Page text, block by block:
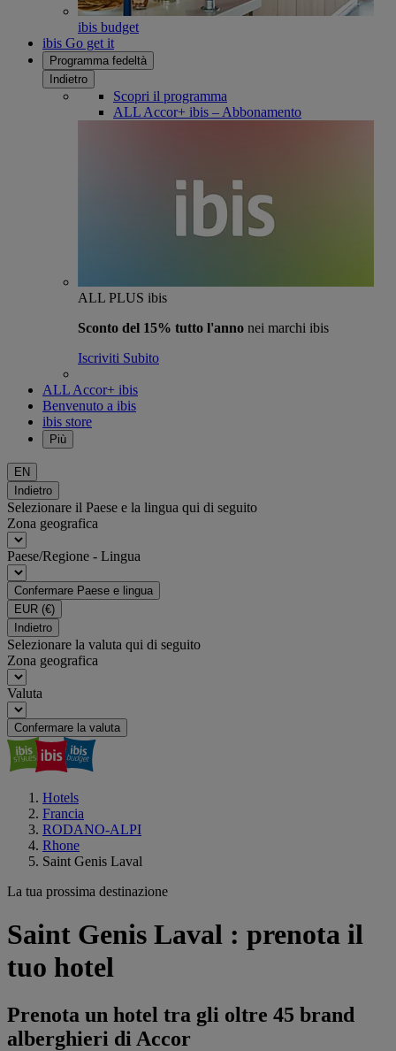
ibis budget
ibis Go get it
Programma fedeltà
Indietro
Scopri il programma
ALL Accor+ ibis – Abbonamento
ALL PLUS ibis
Sconto del 15% tutto l'anno nei marchi ibis
Iscriviti Subito
ALL Accor+ ibis
Benvenuto a ibis
ibis store
Più
EN
Indietro
Selezionare il Paese e la lingua qui di seguito
Zona geografica
Paese/Regione - Lingua
Confermare Paese e lingua
EUR (€)
Indietro
Selezionare la valuta qui di seguito
Zona geografica
Valuta
Confermare la valuta
Hotels
Francia
RODANO-ALPI
Rhone
Saint Genis Laval
La tua prossima destinazione
Saint Genis Laval : prenota il
tuo hotel
Prenota un hotel tra gli oltre 45 brand
alberghieri di Accor